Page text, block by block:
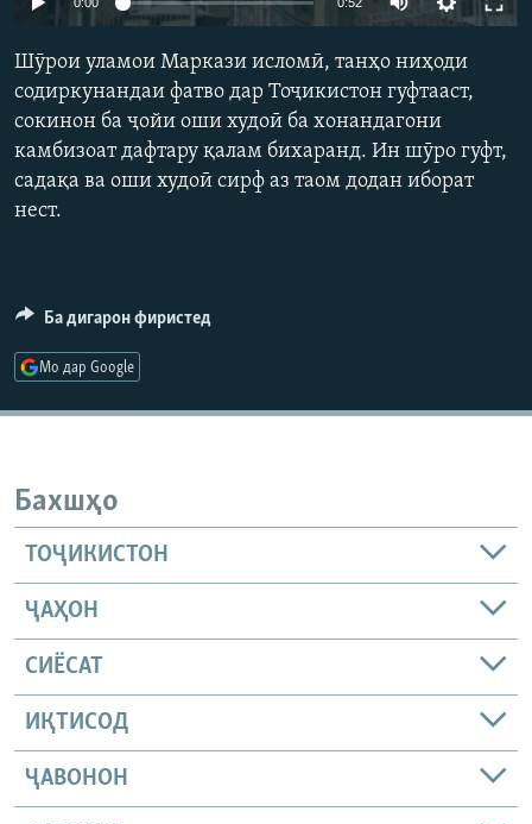
ГУЗОРИШҲОИ РАДИОӢ
ПАЙГИРӢ КУНЕД
Шӯрои уламои Маркази исломӣ, танҳо ниҳоди
содиркунандаи фатво дар Тоҷикистон гуфтааст,
сокинон ба ҷойи оши худоӣ ба хонандагони
камбизоат дафтару қалам бихаранд. Ин шӯро гуфт,
садақа ва оши худоӣ сирф аз таом додан иборат
нест.
Ба дигарон фиристед
Мо дар Google
Бахшҳо
ТОҶИКИСТОН
ҶАҲОН
СИЁСАТ
ИҚТИСОД
ҶАВОНОН